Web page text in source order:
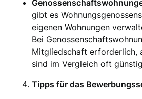
gibt es
eigenen Wohnungen
Bei
Mitgliedschaft erforderlich,
sind im Vergleich oft
Tipps für das